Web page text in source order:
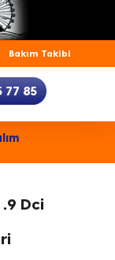
Bakım Takibi
77 85
Dci